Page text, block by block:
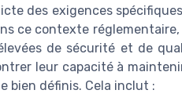
des exigences
ce contexte
de sécurité et de
leur capacité à
bien définis. Cela inclut :